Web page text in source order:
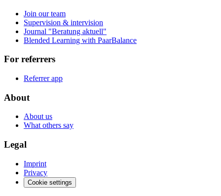
Join our team
Supervision & intervision
Journal "Beratung aktuell"
Blended Learning with PaarBalance
For referrers
Referrer app
About
About us
What others say
Legal
Imprint
Privacy
Cookie settings